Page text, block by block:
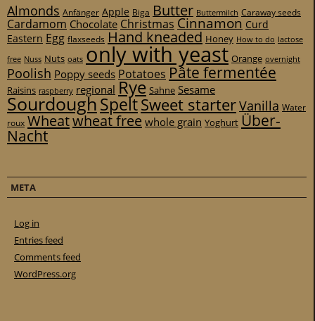
Almonds Anfänger Apple Biga Butter Buttermilch Caraway seeds
Cardamom Chocolate Christmas Cinnamon Curd
Eastern Egg flaxseeds Hand kneaded Honey How to do lactose
free Nuss Nuts oats only with yeast Orange overnight
Poolish Poppy seeds Potatoes Pâte fermentée
Raisins raspberry regional Rye Sahne Sesame
SourdoughSpeltSweet starterVanilla Water
roux Wheatwheat freewhole grain Yoghurt Über-
Nacht
META
Log in
Entries feed
Comments feed
WordPress.org